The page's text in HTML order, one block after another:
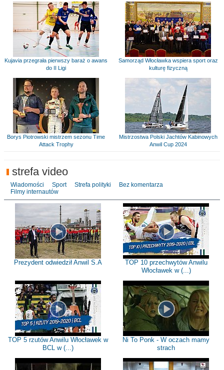
Kujavia przegrała pierwszy baraż o awans
do II Ligi
Samorząd Włocławka wspiera sport oraz
kulturę fizyczną
Borys Piotrowski mistrzem sezonu Time
Attack Trophy
Mistrzostwa Polski Jachtów Kabinowych
Anwil Cup 2024
strefa video
Wiadomości Sport Strefa polityki
Bez komentarza
Filmy internautów
Prezydent odwiedził Anwil S.A
TOP 10 przechwytów Anwilu
Włocławek w (...)
TOP 5 rzutów Anwilu Włocławek w
BCL w (...)
Ni To Ponk - W oczach mamy
strach